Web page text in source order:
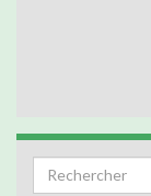
Search for: